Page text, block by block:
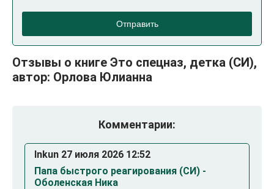
Отправить
Отзывы о книге Это спецназ, детка (СИ),
автор: Орлова Юлианна
Комментарии:
Inkun 27 июля 2026 12:52
Папа быстрого реагирования (СИ) -
Оболенская Ника